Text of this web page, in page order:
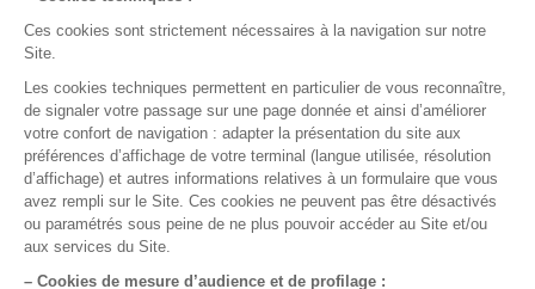
La gestion médicale,